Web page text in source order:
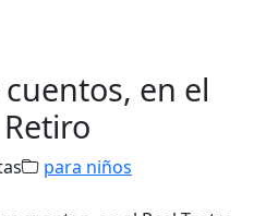
en el
para niños